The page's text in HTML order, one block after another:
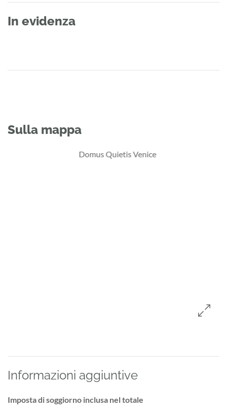
In evidenza
Sulla mappa
Informazioni aggiuntive
Imposta di soggiorno inclusa nel totale